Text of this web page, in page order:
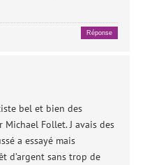
Réponse
bel et bien des
Follet. J avais des
a essayé mais
d’argent sans trop de